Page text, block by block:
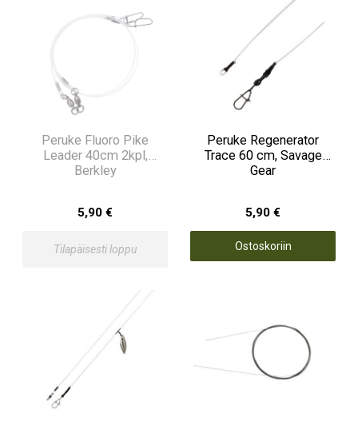
Peruke Fluoro Pike
Leader 40cm 2kpl,
Berkley
5,90 €
Tilapäisesti loppu
Peruke Regenerator
Trace 60 cm, Savage
Gear
5,90 €
Ostoskoriin